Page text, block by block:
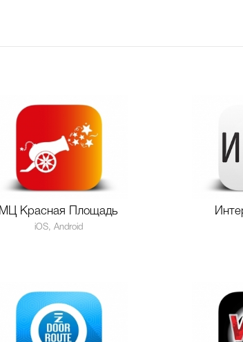
МЦ Красная Площадь
iOS, Android